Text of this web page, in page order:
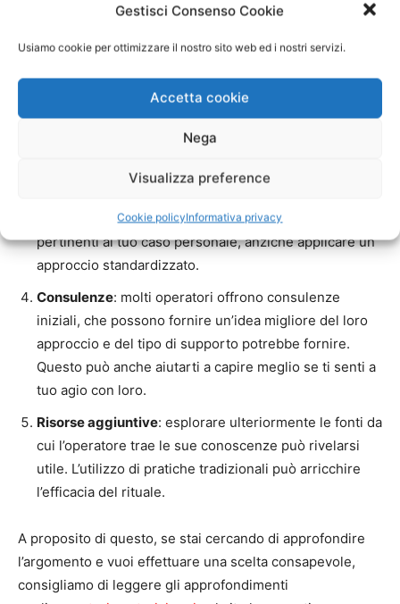
Gestisci Consenso Cookie
Usiamo cookie per ottimizzare il nostro sito web ed i nostri servizi.
Accetta cookie
Nega
Visualizza preference
Cookie policyInformativa privacy
operatore. Alcuni potrebbero proporre rituali che non
danno. Assicurati di avere un dialogo aperto sul tipo di
pratiche che saranno utilizzate e quali sono le loro
Approccio personalizzato: un buon operatore si
specifica. Dovrebbe proporre rituali che siano mirati e
pertinenti al tuo caso personale, anziché applicare un
approccio standardizzato.
Consulenze: molti operatori offrono consulenze
iniziali, che possono fornire un’idea migliore del loro
approccio e del tipo di supporto potrebbe fornire.
Questo può anche aiutarti a capire meglio se ti senti a
tuo agio con loro.
Risorse aggiuntive: esplorare ulteriormente le fonti da
cui l’operatore trae le sue conoscenze può rivelarsi
utile. L’utilizzo di pratiche tradizionali può arricchire
l’efficacia del rituale.
A proposito di questo, se stai cercando di approfondire
l’argomento e vuoi effettuare una scelta consapevole,
consigliamo di leggere gli approfondimenti